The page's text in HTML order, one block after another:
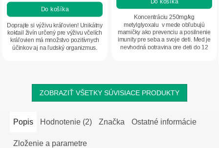
Do košíka
Doprajte si výživu kráľovien! Unikátny
koktail živín určený pre výživu včelích
kráľovien má množstvo pozitívnych
účinkov aj na ľudský organizmus.
5,0
hviezdičiek.
Koncentráciu 250mg/kg
metylglyoxalu v mede obľubujú
mamičky ako prevenciu a posilnenie
imunity pre seba a svoje deti. Med je
nevhodná potravina pre deti do 12
ZOBRAZIŤ VŠETKY SÚVISIACE PRODUKTY
Popis Hodnotenie (2) Značka Ostatné informácie
Zloženie a parametre